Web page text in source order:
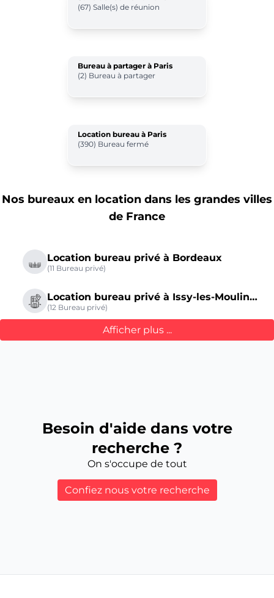
(67) Salle(s) de réunion
Bureau à partager à Paris
(2) Bureau à partager
Location bureau à Paris
(390) Bureau fermé
Nos bureaux en location dans les grandes villes
de France
Location bureau privé à Bordeaux
(11 Bureau privé)
Location bureau privé à Issy-les-Moulineaux
(12 Bureau privé)
Afficher plus ...
Besoin d'aide dans votre
recherche ?
On s'occupe de tout
Confiez nous votre recherche